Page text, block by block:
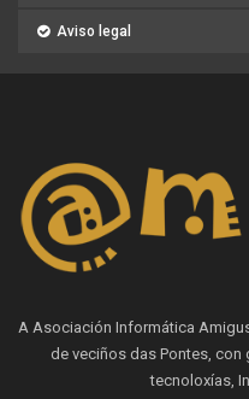
Aviso legal
A Asociación Informática
de veciños das Pontes,
tecnoloxías,